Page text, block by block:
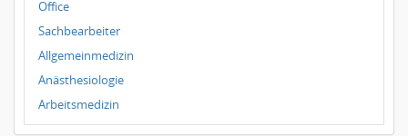
Grünwald
Ulm
Bielefeld
Hannover
Duisburg
Office
Sachbearbeiter
Allgemeinmedizin
Anästhesiologie
Arbeitsmedizin
Augenheilkunde